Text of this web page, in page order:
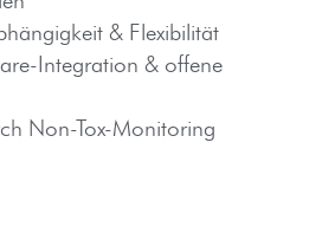
& Flexibilität
Integration & offene
Non-Tox-Monitoring